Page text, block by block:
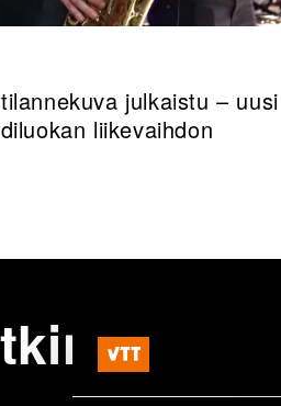
julkaistu –
liikevaihdon